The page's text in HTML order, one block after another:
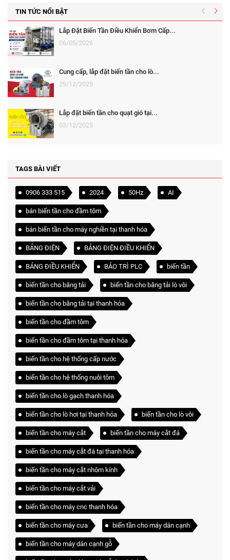
TIN TỨC NỔI BẬT
Lắp Đặt Biến Tần Điều Khiển Bơm Cấp...
06/05/2026
Cung cấp, lắp đặt biến tần cho lò...
29/12/2025
Lắp đặt biến tần cho quạt gió tại...
03/12/2025
TAGS BÀI VIẾT
0906 333 515 2024 50Hz AI
bán biến tần cho đầm tôm
bán biến tần cho máy nghiền tại thanh hóa
BẢNG ĐIỆN BẢNG ĐIỆN ĐIỀU KHIỂN
BẢNG ĐIỀU KHIỂN BẢO TRÌ PLC biến tần
biến tần cho băng tải biến tần cho băng tải lò vôi
biến tần cho băng tải tại thanh hóa
biến tần cho đầm tôm
biến tần cho đầm tôm tại thanh hóa
biến tần cho hệ thống cấp nước
biến tần cho hệ thống nuôi tôm
biến tần cho lò gạch thanh hóa
biến tần cho lò hơi tại thanh hóa biến tần cho lò vôi
biến tần cho máy cắt biến tần cho máy cắt đá
biến tần cho máy cắt đá tại thanh hóa
biến tần cho máy cắt nhôm kính
biến tần cho máy cắt vải
biến tần cho máy cnc thanh hóa
biến tần cho máy cưa biến tần cho máy dán cạnh
biến tần cho máy dán cạnh gỗ